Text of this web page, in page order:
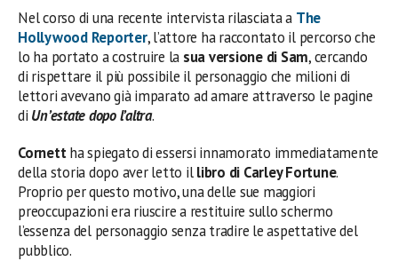
Nel corso di una recente intervista rilasciata a The
Hollywood Reporter, l’attore ha raccontato il percorso che
lo ha portato a costruire la sua versione di Sam, cercando
di rispettare il più possibile il personaggio che milioni di
lettori avevano già imparato ad amare attraverso le pagine
di Un’estate dopo l’altra.
Cornettha spiegato di essersi innamorato immediatamente
della storia dopo aver letto illibro di Carley Fortune.
Proprio per questo motivo, una delle sue maggiori
preoccupazioni era riuscire a restituire sullo schermo
l’essenza del personaggio senza tradire le aspettative del
pubblico.